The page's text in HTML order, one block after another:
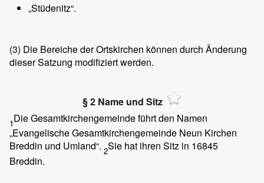
„Stüdenitz“.
(3) Die Bereiche der Ortskirchen können durch Änderung
dieser Satzung modifiziert werden.
§ 2 Name und Sitz
1Die Gesamtkirchengemeinde führt den Namen
„Evangelische Gesamtkirchengemeinde Neun Kirchen
Breddin und Umland“. 2Sie hat ihren Sitz in 16845
Breddin.